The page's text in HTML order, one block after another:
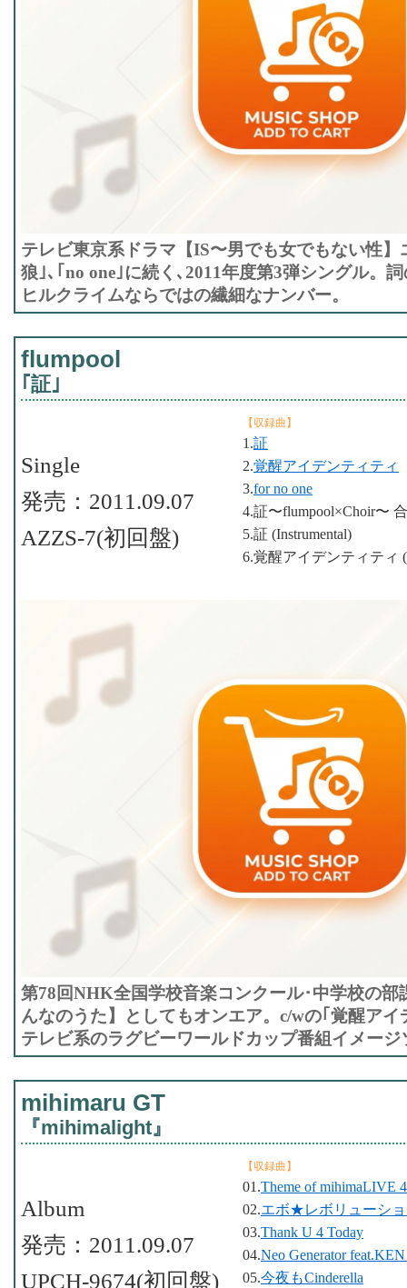
テレビ東京系ドラマ【IS〜男でも女でもない性
狼｣､｢no one｣に続く､2011年度第3弾シングル。
ヒルクライムならではの繊細なナンバー。
flumpool
｢証｣
【収録曲】
1.証
2.覚醒アイデンティティ
3.for no one
4.証〜flumpool×Choir〜
5.証 (Instrumental)
6.覚醒アイデンティティ
Single
発売：2011.09.07
AZZS-7(初回盤)
第78回NHK全国学校音楽コンクール･中学校の部
んなのうた】としてもオンエア。c/wの｢覚醒ア
テレビ系のラグビーワールドカップ番組イメージ
mihimaru GT
『mihimalight』
【収録曲】
01.Theme of mihimaLIVE 4
02.エボ★レボリューシ
03.Thank U 4 Today
04.Neo Generator
05.今夜もCinderella
Album
発売：2011.09.07
UPCH-9674(初回盤)